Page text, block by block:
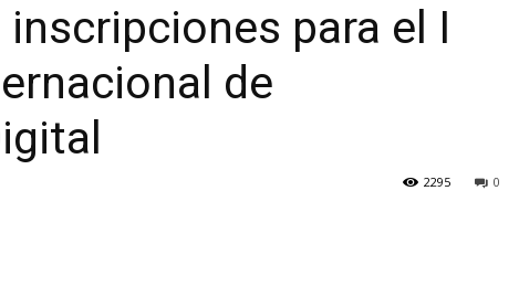
inscripciones para el I
de
0
2295